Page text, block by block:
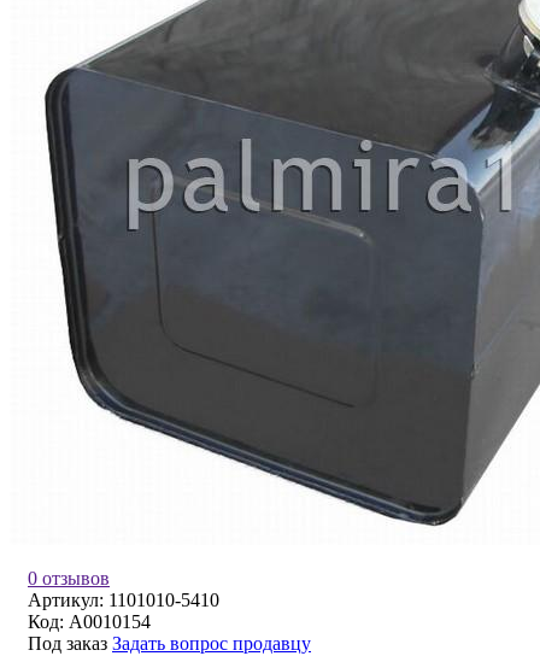
0 отзывов
Артикул: 1101010-5410
Код: A0010154
Под заказ Задать вопрос продавцу